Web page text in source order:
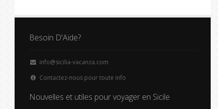
Besoin D'Aide?
info@sicilia-vacanza.com
Contactez-nous pour toute info
Nouvelles et utiles pour voyager en Sicile